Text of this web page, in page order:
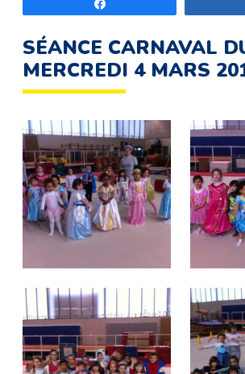
SÉANCE CARNAVAL
MERCREDI 4 MARS